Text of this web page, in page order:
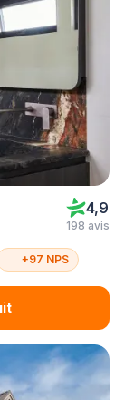
4,9
198 avis
+97 NPS